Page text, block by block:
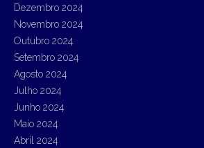
Dezembro 2024
Novembro 2024
Outubro 2024
Setembro 2024
Agosto 2024
Julho 2024
Junho 2024
Maio 2024
Abril 2024